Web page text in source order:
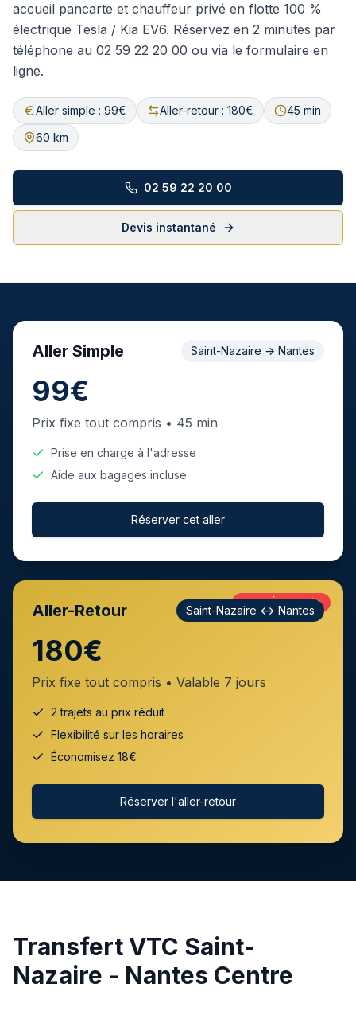
accueil pancarte et chauffeur privé en flotte 100 %
électrique Tesla / Kia EV6. Réservez en 2 minutes par
téléphone au 02 59 22 20 00 ou via le formulaire en
ligne.
Aller simple : 99€ Aller-retour : 180€
45 min
60 km
02 59 22 20 00
Devis instantané
Aller Simple Saint-Nazaire → Nantes
99€
Prix fixe tout compris • 45 min
Prise en charge à l'adresse
Aide aux bagages incluse
Réserver cet aller
-10% Économie
Aller-Retour Saint-Nazaire ↔ Nantes
180€
Prix fixe tout compris • Valable 7 jours
2 trajets au prix réduit
Flexibilité sur les horaires
Économisez 18€
Réserver l'aller-retour
Transfert VTC Saint-
Nazaire - Nantes Centre